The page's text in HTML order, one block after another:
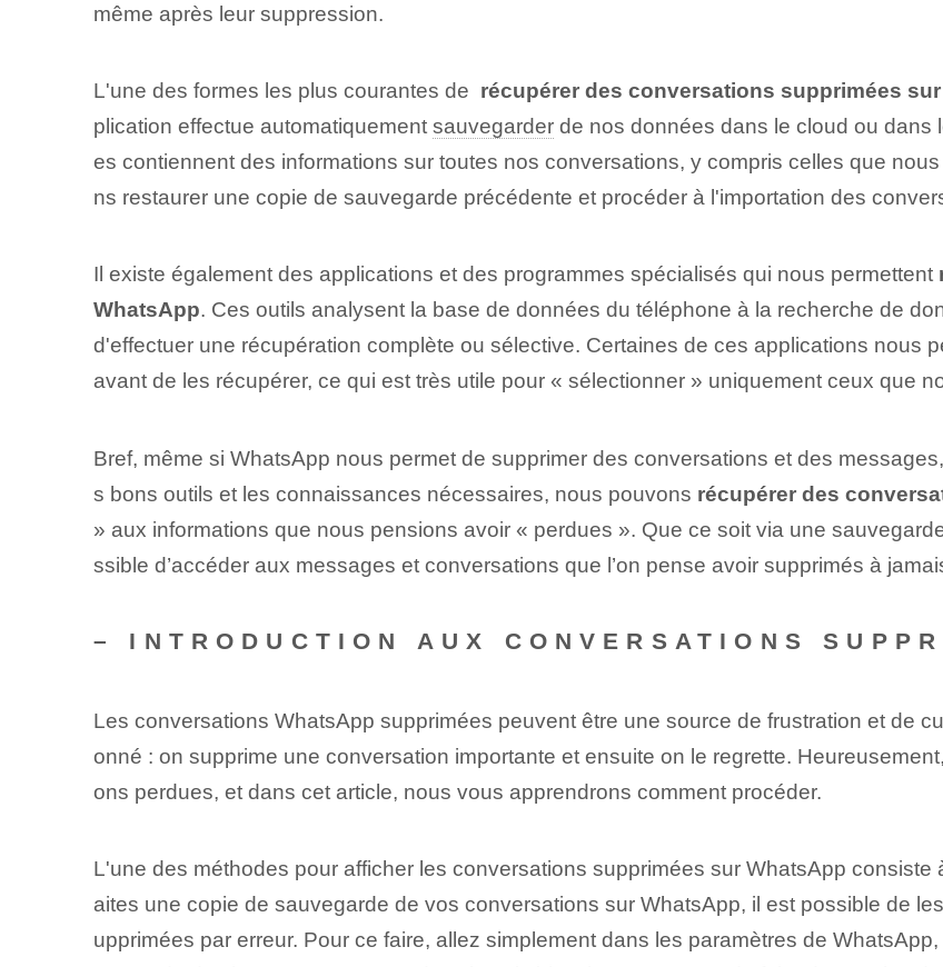
même après leur suppression.
L'une des formes les plus courantes de ⁣ récupérer des conversations supprimées
plication effectue automatiquement sauvegarderde nos données dans le cloud ou dans
es contiennent des informations sur toutes nos conversations, y compris celles que
ns restaurer une copie de sauvegarde précédente et procéder à l'importation des
Il existe également des applications et des programmes spécialisés qui nous permettent
WhatsApp. Ces outils analysent la base de données du téléphone à la recherche de
d'effectuer une récupération complète ou sélective. Certaines de ces applications nous
avant de les récupérer, ce qui est très utile pour « sélectionner » uniquement ceux que
Bref, même si WhatsApp⁢ nous permet de supprimer des conversations et des
s bons outils et les connaissances nécessaires, nous pouvons récupérer des
» aux informations que nous pensions avoir « perdues ». Que ce soit via une
ssible d’accéder aux messages et conversations que l’on pense avoir supprimés à
– INTRODUCTION AUX CONVERSATIONS
Les conversations WhatsApp supprimées peuvent être une source de frustration et de
onné : on supprime une conversation importante et ensuite on le regrette.
ons perdues, et dans cet article, nous vous apprendrons comment procéder.
L'une des méthodes pour afficher les conversations supprimées sur WhatsApp
aites une copie de sauvegarde de vos conversations sur WhatsApp, il est possible de
upprimées par erreur. Pour ce faire, allez simplement dans les paramètres de